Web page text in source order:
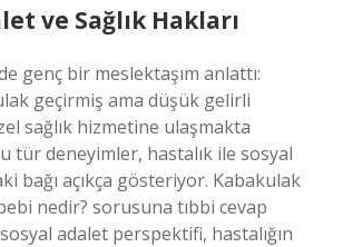
ve Sağlık Hakları
genç bir meslektaşım anlattı:
geçirmiş ama düşük gelirli
sağlık hizmetine ulaşmakta
tür deneyimler, hastalık ile sosyal
bağı açıkça gösteriyor. Kabakulak
nedir? sorusuna tıbbi cevap
adalet perspektifi, hastalığın